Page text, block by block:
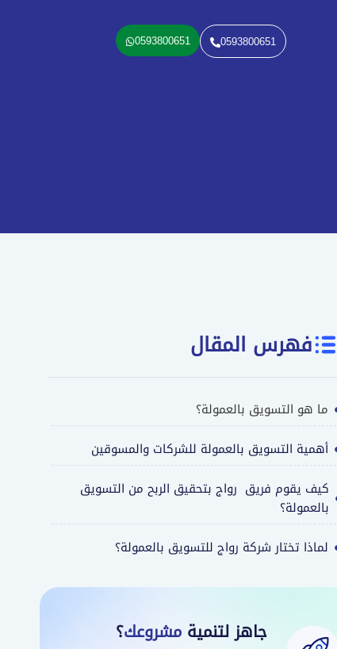
0593800651
0593800651
فهرس المقال
ما هو التسويق بالعمولة؟
أهمية التسويق بالعمولة للشركات والمسوقين
كيف يقوم فريق رواج بتحقيق الربح من التسويق
بالعمولة؟
لماذا تختار شركة رواج للتسويق بالعمولة؟
جاهز لتنمية مشروعك؟